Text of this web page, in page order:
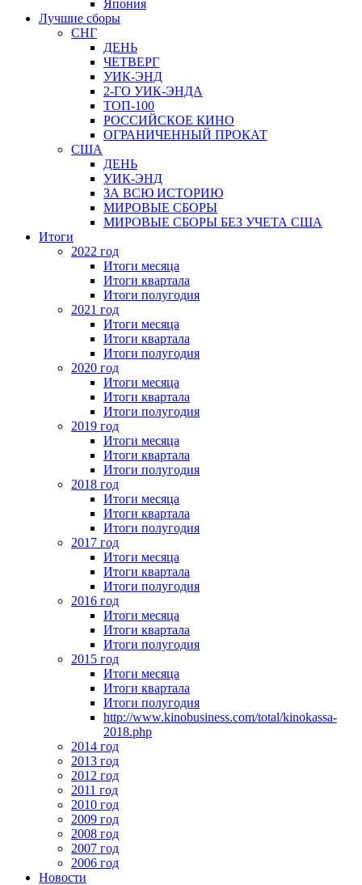
Япония
Лучшие сборы
СНГ
ДЕНЬ
ЧЕТВЕРГ
УИК-ЭНД
2-ГО УИК-ЭНДА
ТОП-100
РОССИЙСКОЕ КИНО
ОГРАНИЧЕННЫЙ ПРОКАТ
США
ДЕНЬ
УИК-ЭНД
ЗА ВСЮ ИСТОРИЮ
МИРОВЫЕ СБОРЫ
МИРОВЫЕ СБОРЫ БЕЗ УЧЕТА США
Итоги
2022 год
Итоги месяца
Итоги квартала
Итоги полугодия
2021 год
Итоги месяца
Итоги квартала
Итоги полугодия
2020 год
Итоги месяца
Итоги квартала
Итоги полугодия
2019 год
Итоги месяца
Итоги квартала
Итоги полугодия
2018 год
Итоги месяца
Итоги квартала
Итоги полугодия
2017 год
Итоги месяца
Итоги квартала
Итоги полугодия
2016 год
Итоги месяца
Итоги квартала
Итоги полугодия
2015 год
Итоги месяца
Итоги квартала
Итоги полугодия
http://www.kinobusiness.com/total/kinokassa-
2018.php
2014 год
2013 год
2012 год
2011 год
2010 год
2009 год
2008 год
2007 год
2006 год
Новости